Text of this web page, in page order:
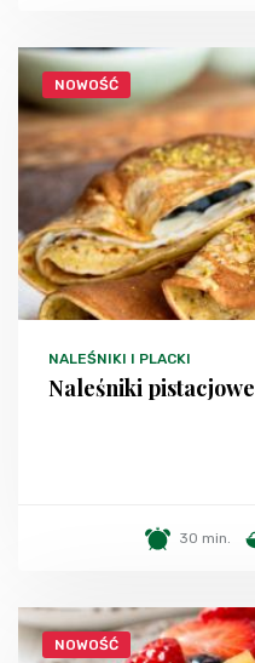
NOWOŚĆ
NALEŚNIKI I PLACKI
Naleśniki pistacjowe
30 min.
NOWOŚĆ